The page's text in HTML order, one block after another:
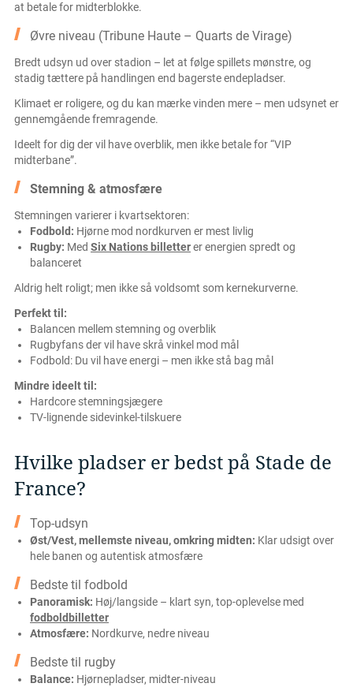
at betale for midterblokke.
Øvre niveau (Tribune Haute – Quarts de Virage)
Bredt udsyn ud over stadion – let at følge spillets mønstre, og
stadig tættere på handlingen end bagerste endepladser.
Klimaet er roligere, og du kan mærke vinden mere – men udsynet er
gennemgående fremragende.
Ideelt for dig der vil have overblik, men ikke betale for “VIP
midterbane”.
Stemning & atmosfære
Stemningen varierer i kvartsektoren:
Fodbold: Hjørne mod nordkurven er mest livlig
Rugby: Med Six Nations billetterer energien spredt og
balanceret
Aldrig helt roligt; men ikke så voldsomt som kernekurverne.
Perfekt til:
Balancen mellem stemning og overblik
Rugbyfans der vil have skrå vinkel mod mål
Fodbold: Du vil have energi – men ikke stå bag mål
Mindre ideelt til:
Hardcore stemningsjægere
TV-lignende sidevinkel-tilskuere
Hvilke pladser er bedst på Stade de
France?
Top-udsyn
Øst/Vest, mellemste niveau, omkring midten: Klar udsigt over
hele banen og autentisk atmosfære
Bedste til fodbold
Panoramisk: Høj/langside – klart syn, top-oplevelse med
fodboldbilletter
Atmosfære: Nordkurve, nedre niveau
Bedste til rugby
Balance: Hjørnepladser, midter-niveau